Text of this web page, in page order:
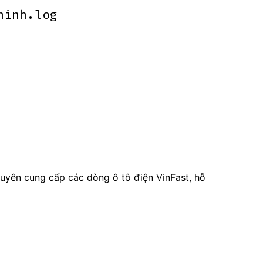
cung cấp các dòng ô tô điện VinFast, hỗ